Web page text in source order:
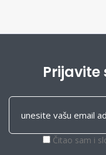
Prijavite
Čitao sam i